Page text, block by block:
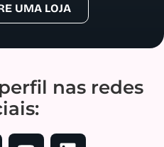
UMA LOJA
nas redes